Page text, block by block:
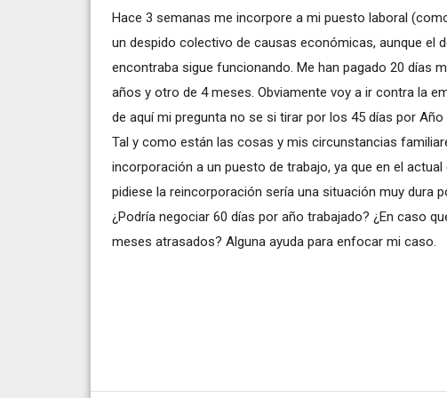
Hace 3 semanas me incorpore a mi puesto laboral
un despido colectivo de causas económicas, aunque el
encontraba sigue funcionando. Me han pagado 20 días
años y otro de 4 meses. Obviamente voy a ir contra la
de aquí mi pregunta no se si tirar por los 45 días por
Tal y como están las cosas y mis circunstancias
incorporación a un puesto de trabajo, ya que en el
pidiese la reincorporación sería una situación muy dura
¿Podría negociar 60 días por año trabajado? ¿En caso
meses atrasados? Alguna ayuda para enfocar mi caso.